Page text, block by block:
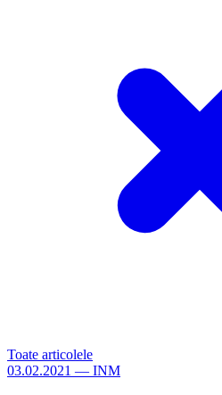
Toate articolele
03.02.2021 — INM